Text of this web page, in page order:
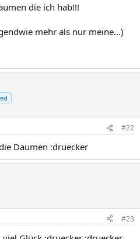
die ich hab!!!
mehr als nur meine...)
#22
Daumen :druecker
#23